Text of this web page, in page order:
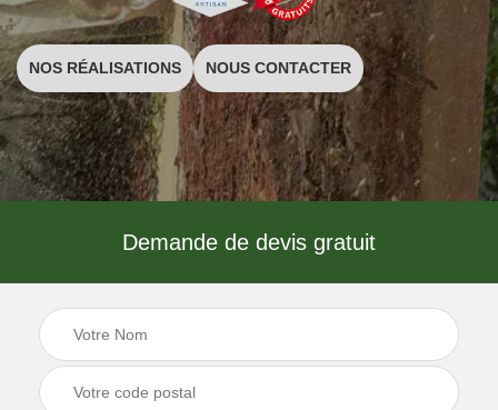
NOS RÉALISATIONS NOUS CONTACTER
Demande de devis gratuit